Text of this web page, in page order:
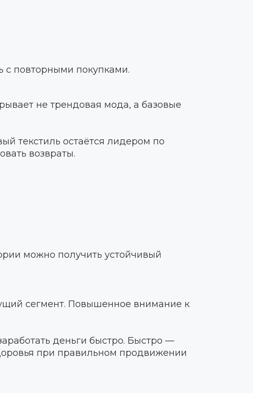
с повторными покупками.
не трендовая мода, а базовые
текстиль остаётся лидером по
возвраты.
можно получить устойчивый
сегмент. Повышенное внимание к
деньги быстро. Быстро —
при правильном продвижении